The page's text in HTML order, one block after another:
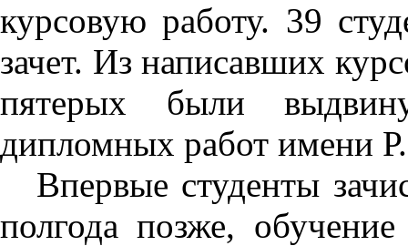
курсовую работу. 39
зачет. Из написавших
пятерых были
дипломных работ имени
Впервые студенты
полгода позже,